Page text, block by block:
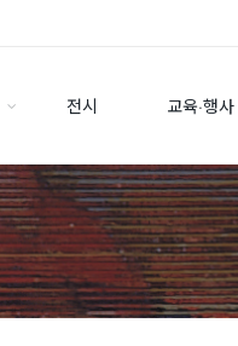
전시 교육·행사